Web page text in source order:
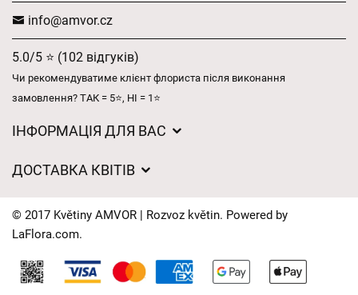
info@amvor.cz
5.0/5 ⭐ (102 відгуків)
Чи рекомендуватиме клієнт флориста після виконання
замовлення? ТАК = 5⭐, НІ = 1⭐
ІНФОРМАЦІЯ ДЛЯ ВАС
Захист персональних даних
Час доставки квітів – огляд можливостей
ДОСТАВКА КВІТІВ
Куди ми доставляємо квіти
Контакти
© 2017 Květiny AMVOR | Rozvoz květin. Powered by
LaFlora.com.